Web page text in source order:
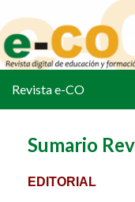
Revista e-CO
Sumario
EDITORIAL